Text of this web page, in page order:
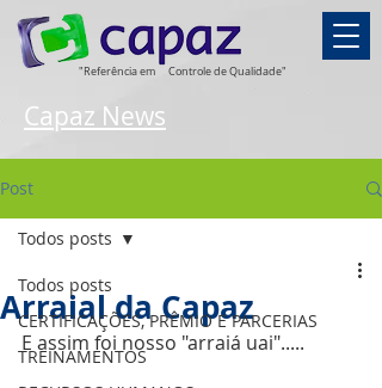
"Referência em Controle de Qualidade"
Capaz News
Post
Todos posts
CERTIFICAÇÕES, PRÊMIO E PARCERIAS
TREINAMENTOS
Todos posts
Arraial da Capaz
E assim foi nosso "arraiá uai".....